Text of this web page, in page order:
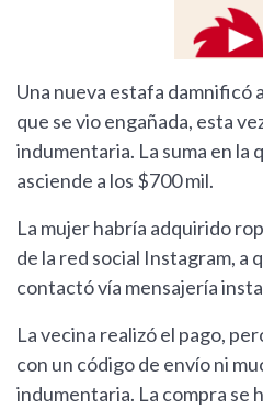
Una nueva estafa damnificó
que se vio engañada, esta
indumentaria. La suma en la
asciende a los $700 mil.
La mujer habría adquirido
de la red social Instagram,
contactó vía mensajería
La vecina realizó el pago,
con un código de envío ni
indumentaria. La compra se